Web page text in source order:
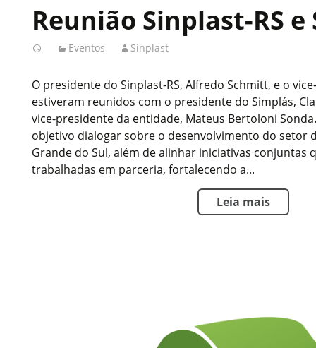
Reunião Sinplast-RS e
Eventos Sinplast
O presidente do Sinplast-RS, Alfredo Schmitt, e o
estiveram reunidos com o presidente do Simplás,
vice-presidente da entidade, Mateus Bertoloni
objetivo dialogar sobre o desenvolvimento do setor
Grande do Sul, além de alinhar iniciativas conjuntas
trabalhadas em parceria, fortalecendo a...
Leia mais